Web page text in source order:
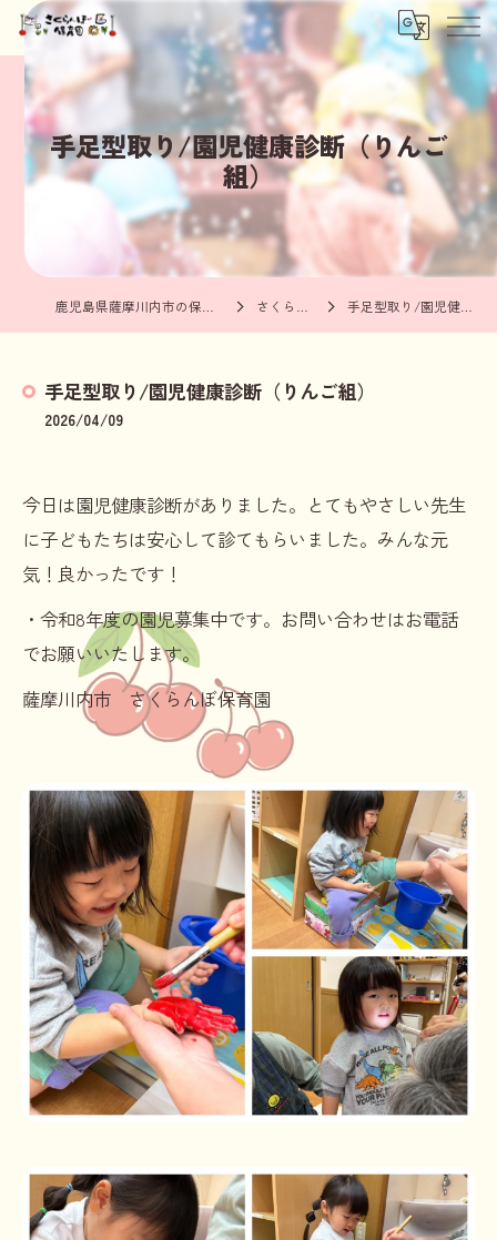
手足型取り/園児健康診断（りんご
組）
さくらんぼブログ 手足型取り/園児健康診断（りんご組）
手足型取り/園児健康診断（りんご組）
2026/04/09
今日は園児健康診断がありました。とてもやさしい先生
に子どもたちは安心して診てもらいました。みんな元
気！良かったです！
・令和8年度の園児募集中です。お問い合わせはお電話
でお願いいたします。
薩摩川内市 さくらんぼ保育園